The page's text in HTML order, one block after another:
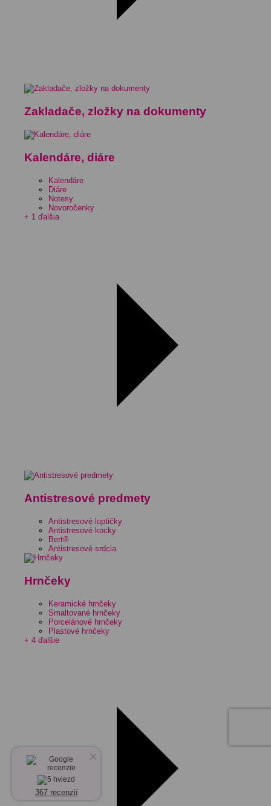
Zakladače, zložky na dokumenty
Kalendáre, diáre
Kalendáre
Diáre
Notesy
Novoročenky
+ 1 ďalšia
Antistresové predmety
Antistresové loptičky
Antistresové kocky
Bert®
Antistresové srdcia
Hrnčeky
Keramické hrnčeky
Smaltované hrnčeky
Porcelánové hrnčeky
Plastové hrnčeky
+ 4 ďalšie
×
367 recenzií